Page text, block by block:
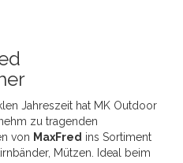
Jahreszeit hat MK Outdoor
zu tragenden
von MaxFred ins Sortiment
Mützen. Ideal beim